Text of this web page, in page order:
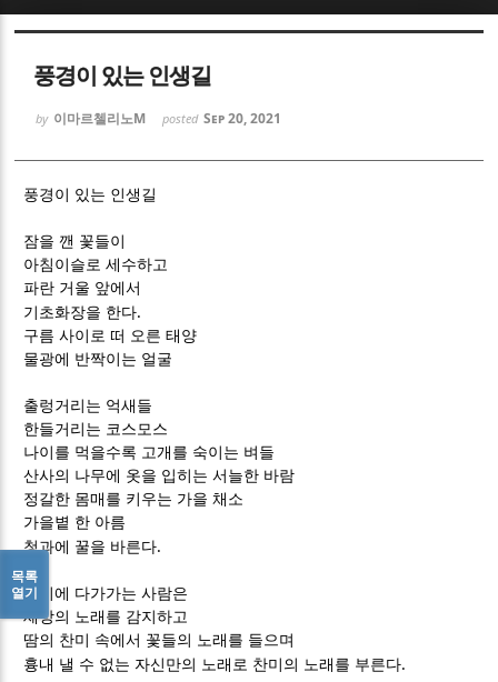
풍경이 있는 인생길
by 이마르첼리노M posted Sep 20, 2021
풍경이 있는 인생길
잠을 깬 꽃들이
아침이슬로 세수하고
파란 거울 앞에서
기초화장을 한다.
구름 사이로 떠 오른 태양
물광에 반짝이는 얼굴
출렁거리는 억새들
한들거리는 코스모스
나이를 먹을수록 고개를 숙이는 벼들
산사의 나무에 옷을 입히는 서늘한 바람
정갈한 몸매를 키우는 가을 채소
가을볕 한 아름
청과에 꿀을 바른다.
신비에 다가가는 사람은
세상의 노래를 감지하고
땀의 찬미 속에서 꽃들의 노래를 들으며
흉내 낼 수 없는 자신만의 노래로 찬미의 노래를 부른다.
목록
열기
Sketchbook5, 스케치북5
Sketchbook5, 스케치북5
Sketchbook5, 스케치북5
Sketchbook5, 스케치북5